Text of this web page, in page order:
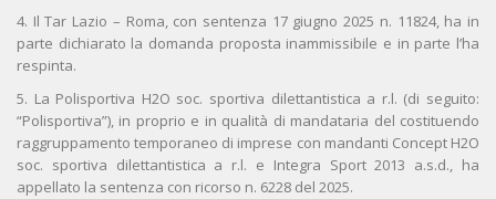
4. Il Tar Lazio – Roma, con sentenza 17 giugno 2025 n. 11824, ha in
parte dichiarato la domanda proposta inammissibile e in parte l’ha
respinta.
5. La Polisportiva H2O soc. sportiva dilettantistica a r.l. (di seguito:
“Polisportiva”), in proprio e in qualità di mandataria del costituendo
raggruppamento temporaneo di imprese con mandanti Concept H2O
soc. sportiva dilettantistica a r.l. e Integra Sport 2013 a.s.d., ha
appellato la sentenza con ricorso n. 6228 del 2025.